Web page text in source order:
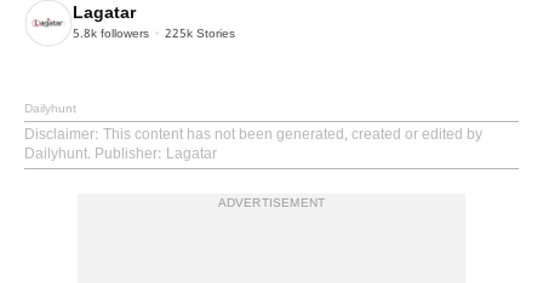
Lagatar
5.8k followers 225k Stories
Dailyhunt
Disclaimer: This content has not been generated, created or edited by
Dailyhunt. Publisher: Lagatar
ADVERTISEMENT